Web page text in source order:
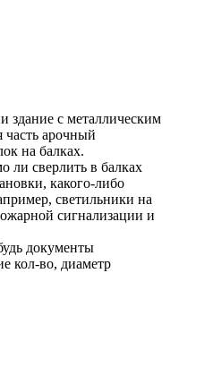
здание с металлическим
часть арочный
на балках.
ли сверлить в балках
какого-либо
светильники на
сигнализации и
документы
кол-во, диаметр